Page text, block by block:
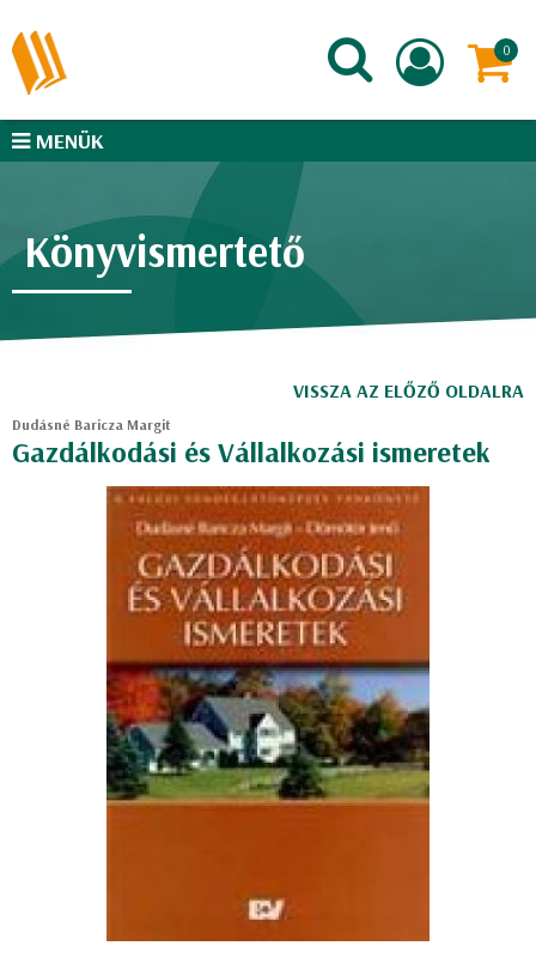
MENÜK
Könyvismertető
VISSZA AZ ELŐZŐ OLDALRA
Dudásné Baricza Margit
Gazdálkodási és Vállalkozási ismeretek